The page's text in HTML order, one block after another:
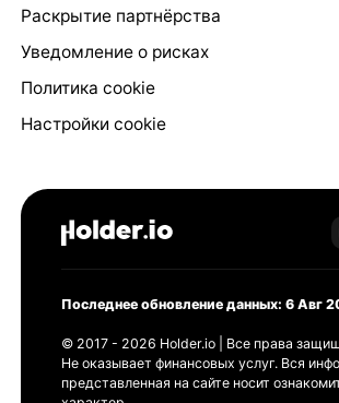
Раскрытие партнёрства
Уведомление о рисках
Политика cookie
Настройки cookie
Последнее обновление данных: 6 Авг
© 2017 - 2026 Holder.io | Все права
Не оказывает финансовых услуг. Вся
представленная на сайте носит